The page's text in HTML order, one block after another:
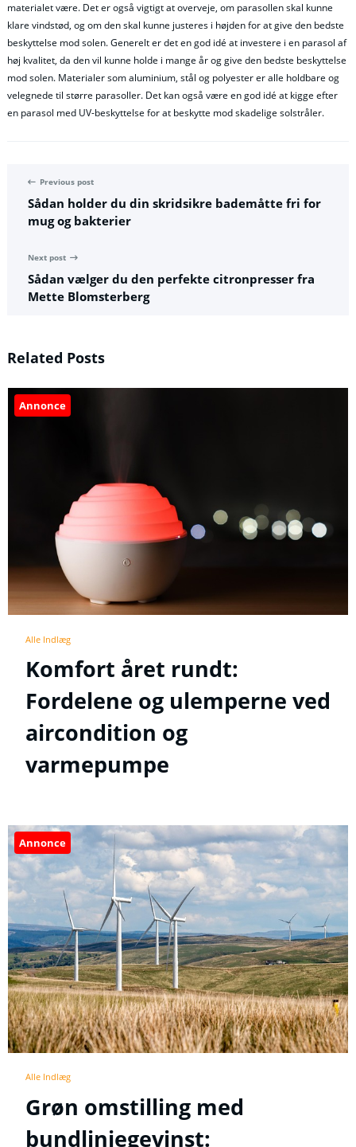
materialet være. Det er også vigtigt at overveje, om parasollen skal kunne
klare vindstød, og om den skal kunne justeres i højden for at give den bedste
beskyttelse mod solen. Generelt er det en god idé at investere i en parasol af
høj kvalitet, da den vil kunne holde i mange år og give den bedste beskyttelse
mod solen. Materialer som aluminium, stål og polyester er alle holdbare og
velegnede til større parasoller. Det kan også være en god idé at kigge efter
en parasol med UV-beskyttelse for at beskytte mod skadelige solstråler.
Previous post
Sådan holder du din skridsikre bademåtte fri for
mug og bakterier
Next post
Sådan vælger du den perfekte citronpresser fra
Mette Blomsterberg
Related Posts
Annonce
Alle Indlæg
Komfort året rundt:
Fordelene og ulemperne ved
aircondition og
varmepumpe
Annonce
Alle Indlæg
Grøn omstilling med
bundlinjegevinst: